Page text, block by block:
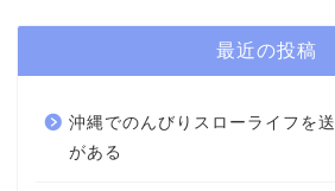
最近の投稿
沖縄でのんびりスローライフを
がある